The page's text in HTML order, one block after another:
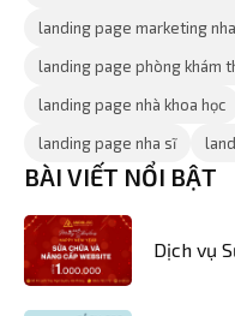
landing page marketing
landing page phòng khám
landing page nhà khoa học
landing page nha sĩ
BÀI VIẾT NỔI BẬT
Dịch vụ